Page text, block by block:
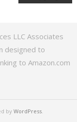
LLC Associates
designed to
to Amazon.com
by WordPress